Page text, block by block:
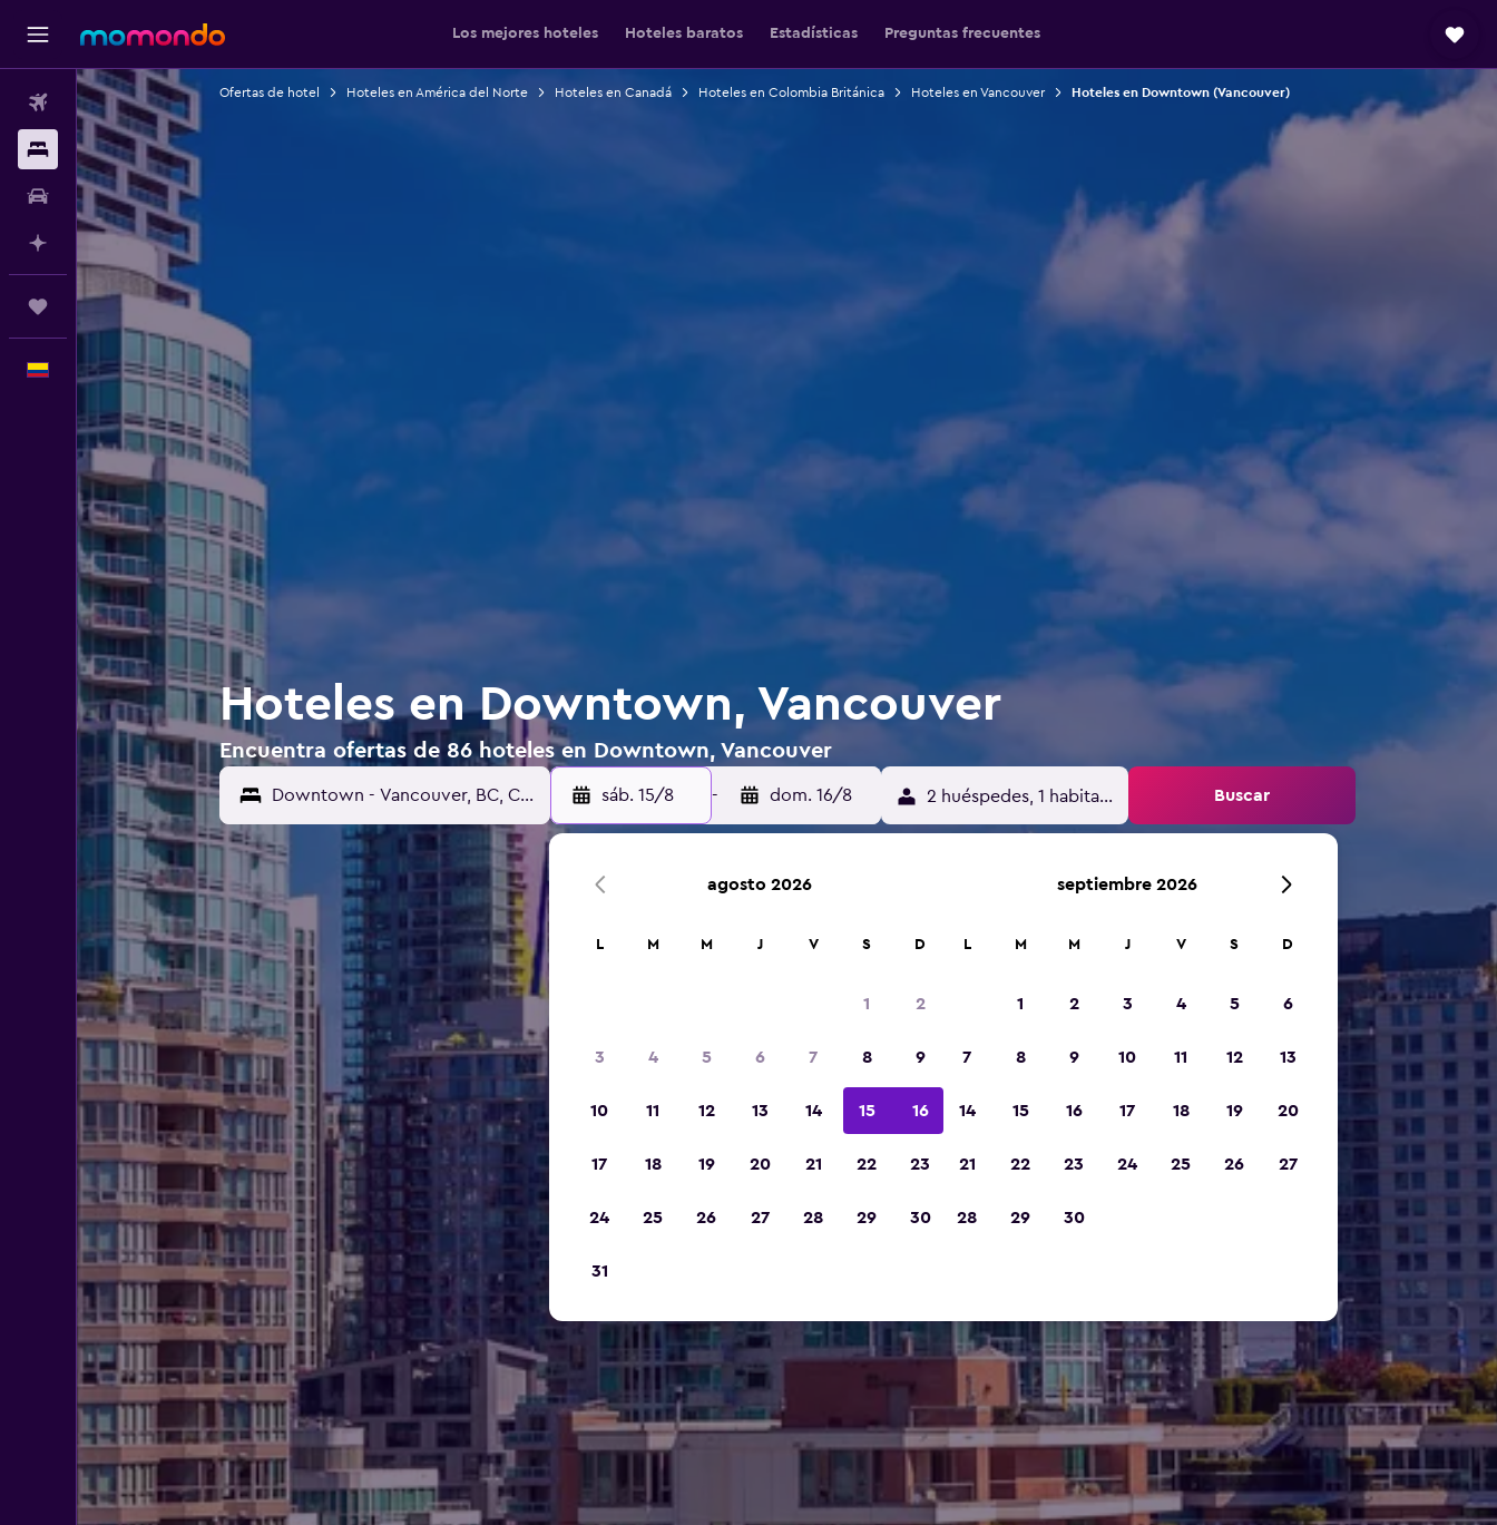
Los mejores hoteles Hoteles baratos Estadísticas Preguntas frecuentes
Vuelos
Alojamientos
Carros
Planifica con IA
Español
Ofertas de hotel Hoteles en América del Norte Hoteles en Canadá Hoteles en Colombia Británica Hoteles en Vancouver Hoteles en Downtown (Vancouver)
Hoteles en Downtown, Vancouver
Encuentra ofertas de 86 hoteles en Downtown, Vancouver
sáb. 15/8 - dom. 16/8 2 huéspedes, 1 habitación Buscar
agosto 2026
L M M J V S D
1 2
3 4 5 6 7 8 9
10 11 12 13 14 15 16
17 18 19 20 21 22 23
24 25 26 27 28 29 30
31
septiembre 2026
L M M J V S D
1 2 3 4 5 6
7 8 9 10 11 12 13
14 15 16 17 18 19 20
21 22 23 24 25 26 27
28 29 30